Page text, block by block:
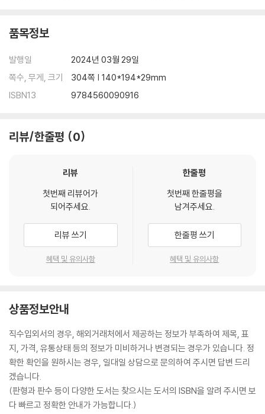
품목정보
발행일
2024년 03월 29일
쪽수, 무게, 크기
304쪽 | 140*194*29mm
ISBN13
9784560090916
리뷰/한줄평 0
리뷰
첫번째 리뷰어가
되어주세요.
리뷰 쓰기
혜택 및 유의사항
한줄평
첫번째 한줄평을
남겨주세요.
한줄평 쓰기
혜택 및 유의사항
상품정보안내
직수입외서의 경우, 해외거래처에서 제공하는 정보가 부족하여 제목, 표
지, 가격, 유통상태 등의 정보가 미비하거나 변경되는 경우가 있습니다. 정
확한 확인을 원하시는 경우, 일대일 상담으로 문의하여 주시면 답변 드리
겠습니다.
(판형과 판수 등이 다양한 도서는 찾으시는 도서의 ISBN을 알려 주시면 보
다 빠르고 정확한 안내가 가능합니다.)